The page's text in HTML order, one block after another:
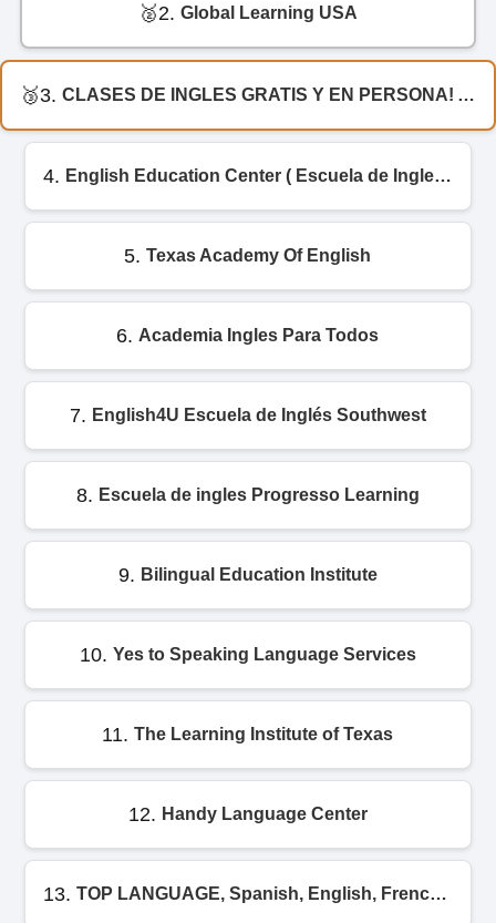
2. Global Learning USA
3. CLASES DE INGLES GRATIS Y EN PERSONA! AMERICA LEARNING CENTER EN HOUSTON 77081
4. English Education Center ( Escuela de Ingles),
5. Texas Academy Of English
6. Academia Ingles Para Todos
7. English4U Escuela de Inglés Southwest
8. Escuela de ingles Progresso Learning
9. Bilingual Education Institute
10. Yes to Speaking Language Services
11. The Learning Institute of Texas
12. Handy Language Center
13. TOP LANGUAGE, Spanish, English, French, and Hindi Language School in Houston